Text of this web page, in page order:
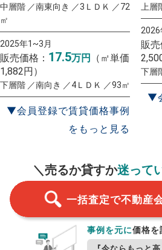
中層階 ／南東向き ／3ＬＤＫ ／72
㎡
2025年1~3月
販売価格： 17.5万円
（㎡単価
1,882円）
下層階 ／南向き ／4ＬＤＫ ／93㎡
▼会員登録で賃貸価格事例
をもっと見る
上
2026
販売
下層
▼
＼売るか貸すか迷って
一括査定で不動産
事例を元に価格を